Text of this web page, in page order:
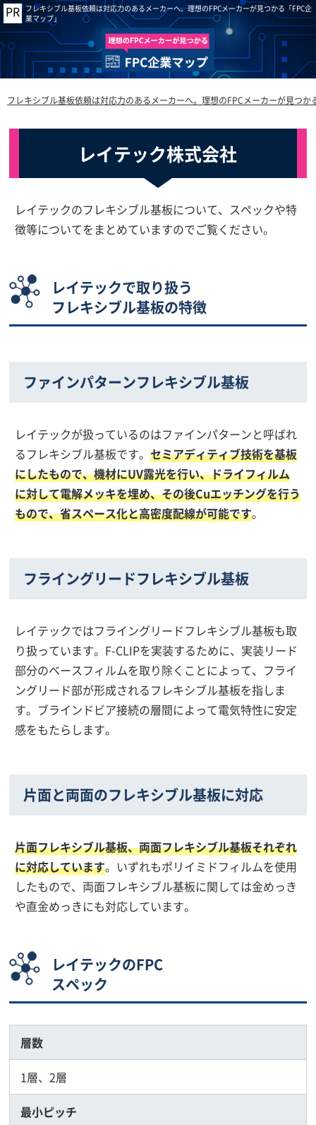
フレキシブル基板依頼は対応力のあるメーカーへ。理想のFPCメーカーが見つかる「FPC企
業マップ」
フレキシブル基板依頼は対応力のあるメーカーへ。理想のFPCメーカーが見つか
レイテック株式会社
レイテックのフレキシブル基板について、スペックや特
徴等についてをまとめていますのでご覧ください。
レイテックで取り扱う
フレキシブル基板の特徴
ファインパターンフレキシブル基板
レイテックが扱っているのはファインパターンと呼ばれ
るフレキシブル基板です。セミアディティブ技術を基板
にしたもので、機材にUV露光を行い、ドライフィルム
に対して電解メッキを埋め、その後Cuエッチングを行う
もので、省スペース化と高密度配線が可能です。
フライングリードフレキシブル基板
レイテックではフライングリードフレキシブル基板も取
り扱っています。F-CLIPを実装するために、実装リード
部分のベースフィルムを取り除くことによって、フライ
ングリード部が形成されるフレキシブル基板を指しま
す。ブラインドビア接続の層間によって電気特性に安定
感をもたらします。
片面と両面のフレキシブル基板に対応
片面フレキシブル基板、両面フレキシブル基板それぞれ
に対応しています。いずれもポリイミドフィルムを使用
したもので、両面フレキシブル基板に関しては金めっき
や直金めっきにも対応しています。
レイテックのFPC
スペック
層数
1層、2層
最小ピッチ